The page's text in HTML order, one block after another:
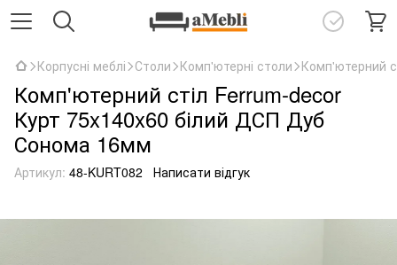
Корпусні меблі Столи Комп'ютерні столи Комп'ютерний
Комп'ютерний стіл Ferrum-decor
Курт 75x140x60 білий ДСП Дуб
Сонома 16мм
Артикул: 48-KURT082 Написати відгук